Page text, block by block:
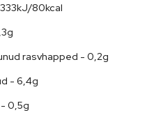
80kcal
rasvhapped - 0,2g
- 6,4g
- 0,5g